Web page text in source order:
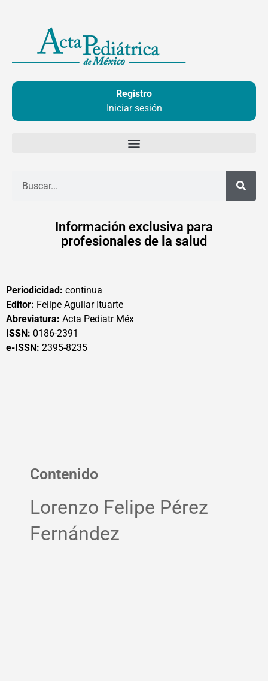
contenido
Registro
Iniciar sesión
Información exclusiva para
profesionales de la salud
Periodicidad: continua
Editor: Felipe Aguilar Ituarte
Abreviatura: Acta Pediatr Méx
ISSN: 0186-2391
e-ISSN: 2395-8235
Contenido
Lorenzo Felipe Pérez
Fernández